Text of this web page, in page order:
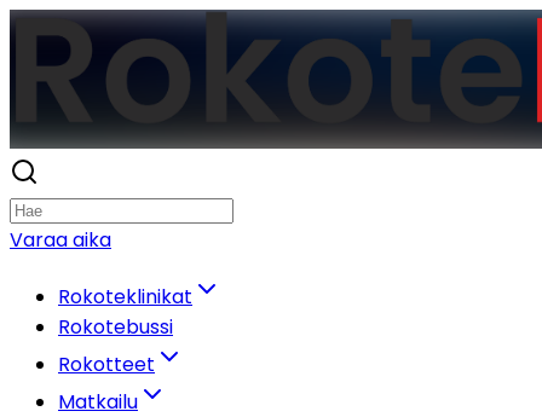
Varaa aika
Rokoteklinikat
Rokotebussi
Rokotteet
Matkailu